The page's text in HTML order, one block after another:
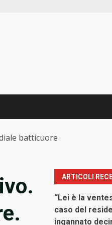
batticuore
ARTICOLI
“Lei è la
caso del
ingannato